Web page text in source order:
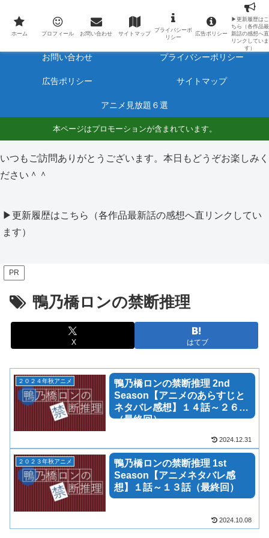
最新アニメのあらすじと感想をネタバレ有りで毎日更新しています。
ホーム プロフィール
お問い合わせ プライバシーポリシー
広告ポリシー サイトマップ
アニメ見放題６選
本ページはプロモーションが含まれています。
いつもご訪問ありがとうございます。本日もどうぞお楽しみく
ださい＾＾
▶更新履歴はこちら（各作品最新話の感想へ直リンクしてい
ます）
PR
鴨乃橋ロンの禁断推理
X はてブ
２０２４年秋アニメ
鴨乃橋ロンの禁断推理 2nd
Season【アニメのあらすじと
ネタバレ感想】１４話～２６話
（最終回）
2024.12.31
２０２３年秋アニメ
鴨乃橋ロンの禁断推理 1st
Season【アニメネタバレ感
想】１話～１３話（最終回）
2024.10.08
ホーム プロフィール お問い合わせ サイトマップ
プライバシーポ
リシー
広告ポリシー
▶更新履歴はこ
ちら（各作品最
新話の感想へ直
リンクしていま
す）